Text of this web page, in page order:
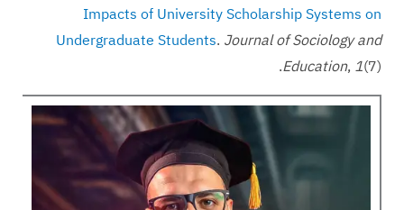
Impacts of University Scholarship Systems on
Undergraduate Students. Journal of Sociology and
Education, 1(7).